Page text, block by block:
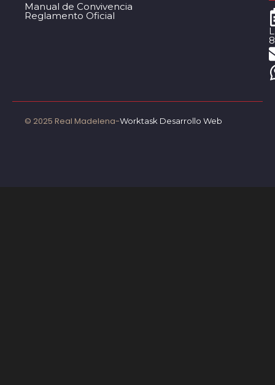
Manual de Convivencia
Reglamento Oficial
© 2025 Real Madelena-Worktask Desarrollo Web